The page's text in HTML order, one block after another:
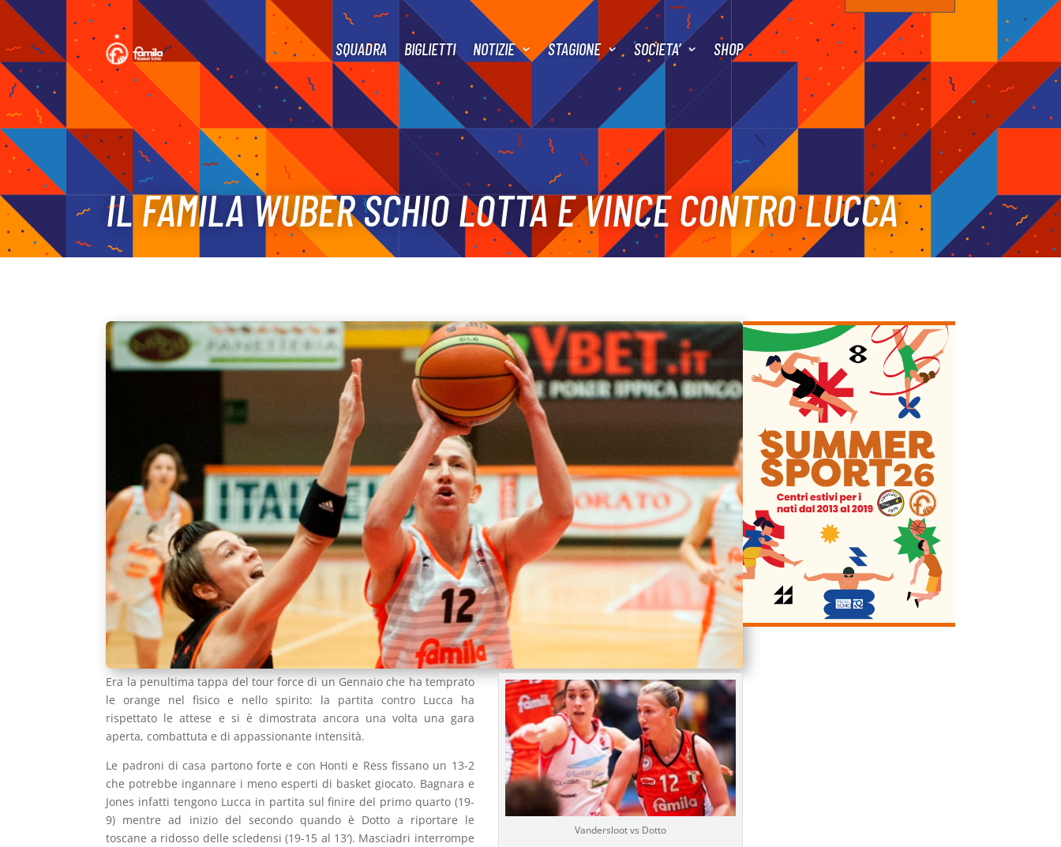
SQUADRA BIGLIETTI NOTIZIE STAGIONE SOCIETA’ SHOP
IL FAMILA WUBER SCHIO LOTTA E VINCE CONTRO LUCCA
Vandersloot vs Dotto
Era la penultima tappa del tour force di un Gennaio che ha temprato
le orange nel fisico e nello spirito: la partita contro Lucca ha
rispettato le attese e si è dimostrata ancora una volta una gara
aperta, combattuta e di appassionante intensità.
Le padroni di casa partono forte e con Honti e Ress fissano un 13-2
che potrebbe ingannare i meno esperti di basket giocato. Bagnara e
Jones infatti tengono Lucca in partita sul finire del primo quarto (19-
9) mentre ad inizio del secondo quando è Dotto a riportare le
toscane a ridosso delle scledensi (19-15 al 13′). Masciadri interrompe